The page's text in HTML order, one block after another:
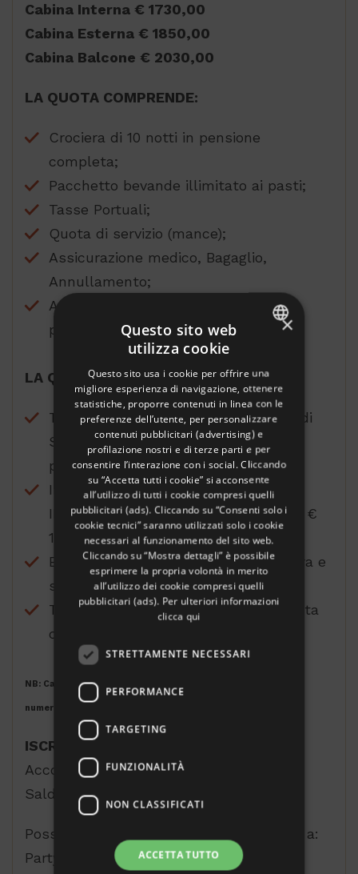
Cabina Interna € 1730,00
Cabina Esterna € 1850,00
Cabina Balcone € 2030,00
LA QUOTA COMPRENDE:
Crociera di 10 notti in pensione
completa;
Pacchetto bevande illimitato ai pasti;
Tasse Portuali;
Quota di servizio (mance);
Assicurazione medico, Bagaglio,
Annullamento;
Accompagnatore con minimo 20
partecipanti;
LA QUOTA NON COMPRENDE:
Transfer in pullman A/R per il porto di
Savona (da suddividere in base ai
partecipanti);
Integrazione pacchetto bevande ALL
INCLUSIVE durante tutta la giornata €
110,00;
Escursioni, bevande fuori listino, extra e
spese personali;
Tutto quanto non indicato nella “quota
comprende”.
NB: Cabine singole, triple e quadruple solo su richiesta ed in
numero limitato.
ISCRIZIONI:
Acconto € 500,00
Saldo entro il 25 Agosto
Possibilità di bonifico bancario intestato a:
Party con noi Viaggi IBAN:
ENGLISH
GERMAN
FRENCH
RUSSIAN
×
Questo sito web
utilizza cookie
Questo sito usa i cookie per offrire una
migliore esperienza di navigazione, ottenere
statistiche, proporre contenuti in linea con le
preferenze dell’utente, per personalizzare
contenuti pubblicitari (advertising) e
profilazione nostri e di terze parti e per
consentire l’interazione con i social. Cliccando
su “Accetta tutti i cookie” si acconsente
all’utilizzo di tutti i cookie compresi quelli
pubblicitari (ads). Cliccando su “Consenti solo i
cookie tecnici” saranno utilizzati solo i cookie
necessari al funzionamento del sito web.
Cliccando su “Mostra dettagli” è possibile
esprimere la propria volontà in merito
all’utilizzo dei cookie compresi quelli
pubblicitari (ads). Per ulteriori informazioni
clicca qui
STRETTAMENTE NECESSARI
PERFORMANCE
TARGETING
FUNZIONALITÀ
NON CLASSIFICATI
ACCETTA TUTTO